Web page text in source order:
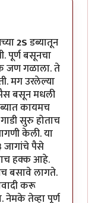
2Sडब्यातून
पूर्ण बसूनचा
जण गळाला. ते
मग उरलेल्या
बसून मधली
कायमच
सुरु होताच
केली. या
जागांचे पैसे
हक्क आहे.
बसावे लागते.
करू
नेमके तेव्हा पूर्ण